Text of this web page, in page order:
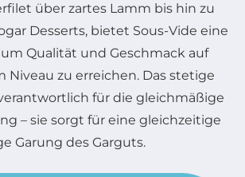
über zartes Lamm bis hin zu
Desserts, bietet Sous-Vide eine
Qualität und Geschmack auf
Niveau zu erreichen. Das stetige
für die gleichmäßige
– sie sorgt für eine gleichzeitige
Garung des Garguts.